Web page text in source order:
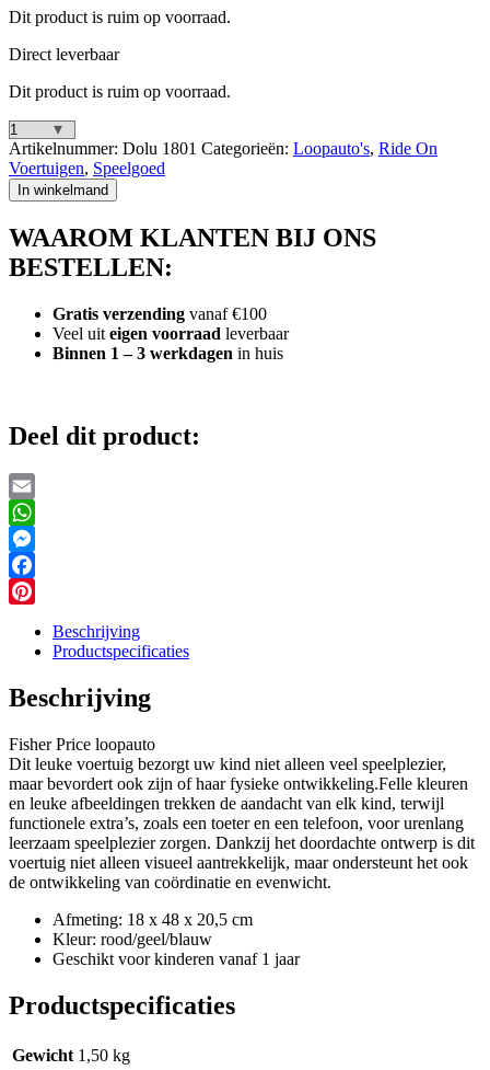
Dit product is ruim op voorraad.
Direct leverbaar
Dit product is ruim op voorraad.
Fisher
Price
Loopauto
+
Rood/Blauw/Geel
aantal
Artikelnummer: Dolu 1801 Categorieën: Loopauto's, Ride On
Voertuigen, Speelgoed
In winkelmand
WAAROM KLANTEN BIJ ONS
BESTELLEN:
Gratis verzending vanaf €100
Veel uit eigen voorraad leverbaar
Binnen 1 – 3 werkdagen in huis
Deel dit product:
Email
WhatsApp
Messenger
Facebook
Beschrijving
Productspecificaties
Beschrijving
Fisher Price loopauto
Dit leuke voertuig bezorgt uw kind niet alleen veel speelplezier,
maar bevordert ook zijn of haar fysieke ontwikkeling.Felle kleuren
en leuke afbeeldingen trekken de aandacht van elk kind, terwijl
functionele extra’s, zoals een toeter en een telefoon, voor urenlang
leerzaam speelplezier zorgen. Dankzij het doordachte ontwerp is dit
voertuig niet alleen visueel aantrekkelijk, maar ondersteunt het ook
de ontwikkeling van coördinatie en evenwicht.
Afmeting: 18 x 48 x 20,5 cm
Kleur: rood/geel/blauw
Geschikt voor kinderen vanaf 1 jaar
Productspecificaties
Gewicht 1,50 kg